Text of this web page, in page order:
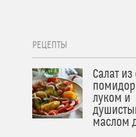
РЕЦЕПТЫ
Салат
луком и
маслом